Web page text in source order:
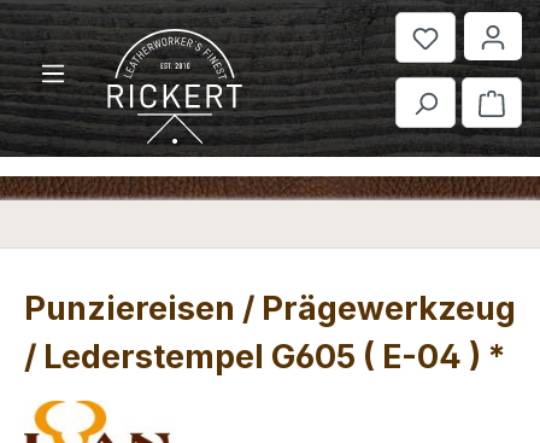
Zum Hauptinhalt springen
Punziereisen / Prägewerkzeug
/ Lederstempel G605 ( E-04 ) *